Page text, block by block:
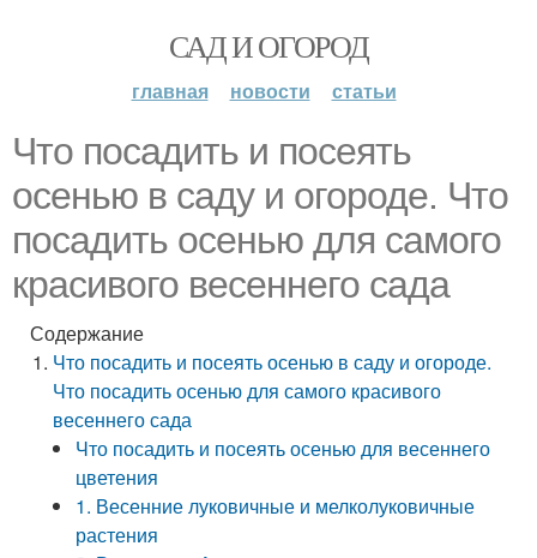
САД И ОГОРОД
главная новости статьи
Что посадить и посеять
осенью в саду и огороде. Что
посадить осенью для самого
красивого весеннего сада
Содержание
Что посадить и посеять осенью в саду и огороде.
Что посадить осенью для самого красивого
весеннего сада
Что посадить и посеять осенью для весеннего
цветения
1. Весенние луковичные и мелколуковичные
растения